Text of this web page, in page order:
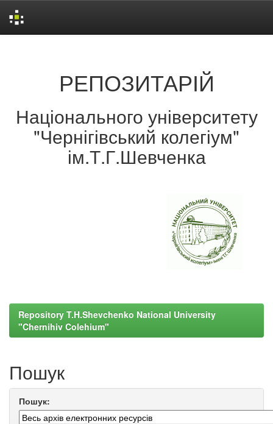
РЕПОЗИТАРІЙ
Національного університету
"Чернігівський колегіум"
ім.Т.Г.Шевченка
Repository T.H.Shevchenko National University
"Chernihiv Colehium"
Пошук
Пошук: